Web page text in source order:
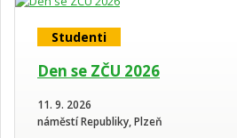
Studenti
Den se ZČU 2026
11. 9. 2026
náměstí Republiky, Plzeň